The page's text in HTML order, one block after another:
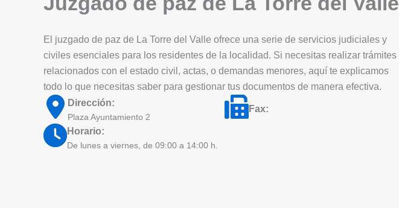
El juzgado de paz de La Torre del Valle ofrece una serie de servicios judiciales y
civiles esenciales para los residentes de la localidad. Si necesitas realizar trámites
relacionados con el estado civil, actas, o demandas menores, aquí te explicamos
todo lo que necesitas saber para gestionar tus documentos de manera efectiva.
Dirección:
Plaza Ayuntamiento 2
Fax:
Horario:
De lunes a viernes, de 09:00 a 14:00 h.